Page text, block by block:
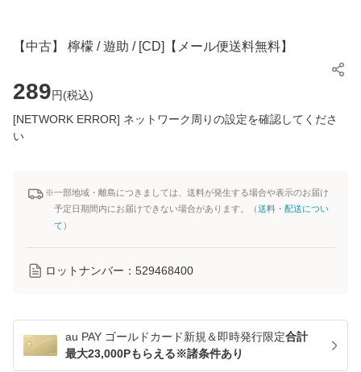
【中古】 檸檬 / 遊助 / [CD]【メール便送料無料】
289円(税込)
[NETWORK ERROR] ネットワーク周りの設定を確認してくださ
い
※一部地域・離島につきましては、送料が発生する場合や表示のお届け
予定日期間内にお届けできない場合があります。（送料・配送につい
て ）
ロットナンバー： 529468400
au PAY ゴールドカード新規＆即時発行限定合計
最大23,000Pもらえる※諸条件あり